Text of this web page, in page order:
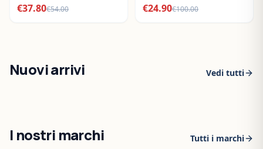
€37.80€54.00 €24.90€100.00
Nuovi arrivi Vedi tutti
I nostri marchi Tutti i marchi